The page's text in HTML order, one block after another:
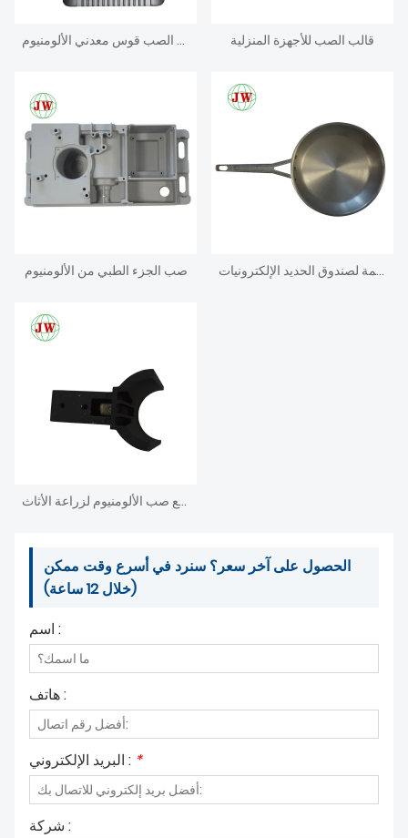
يموت الصب قوس معدني الألومنيوم قالب الصب للأجهزة المنزلية
صب الجزء الطبي من الألومنيوم يموت الصب الألومنيوم الضميمة لصندوق الحديد الإلكترونيات
قطع صب الألومنيوم لزراعة الأثاث
الحصول على آخر سعر؟ سنرد في أسرع وقت ممكن
(خلال 12 ساعة)
اسم :
هاتف :
البريد الإلكتروني : *
شركة :